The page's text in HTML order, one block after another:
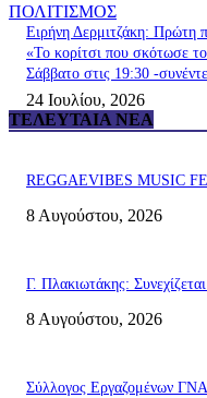
ΠΟΛΙΤΙΣΜΟΣ
Ειρήνη Δερμιτζάκη: Πρώτη
«Το κορίτσι που σκότωσε
Σάββατο στις 19:30 -
24 Ιουλίου, 2026
ΤΕΛΕΥΤΑΊΑ ΝΈΑ
REGGAEVIBES MUSIC
8 Αυγούστου, 2026
Γ. Πλακιωτάκης:
8 Αυγούστου, 2026
Σύλλογος Εργαζομένων